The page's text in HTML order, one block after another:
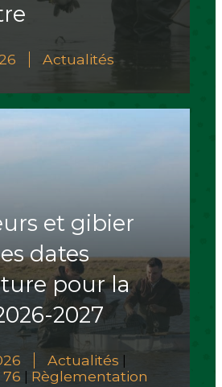
Actualités
et gibier
dates
pour la
2027
Actualités
Règlementation